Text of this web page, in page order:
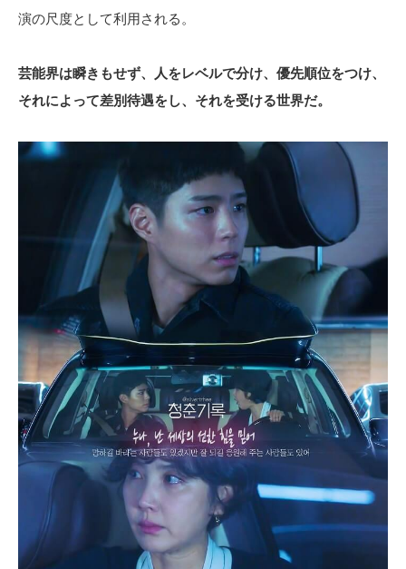
演の尺度として利用される。
芸能界は瞬きもせず、人をレベルで分け、優先順位をつけ、
それによって差別待遇をし、それを受ける世界だ。